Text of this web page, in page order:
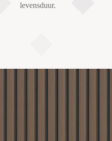
levensduur.